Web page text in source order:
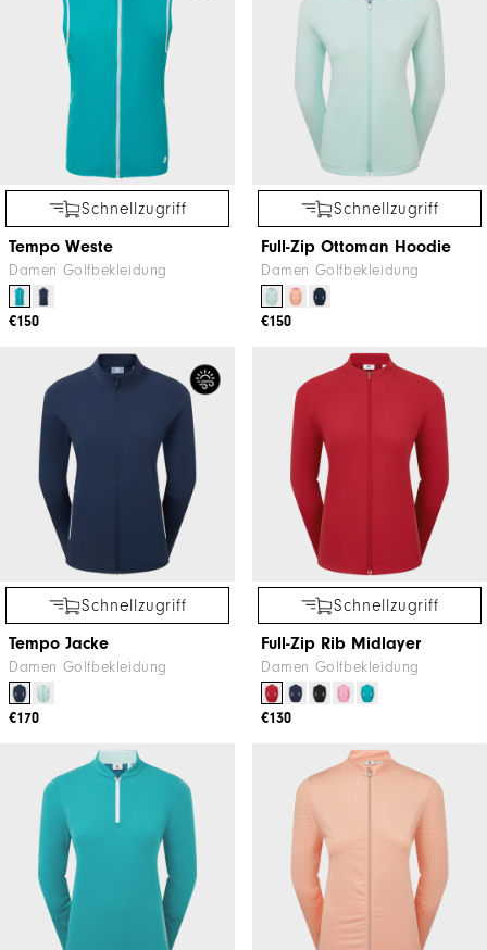
Schnellzugriff
Tempo Weste
Damen Golfbekleidung
€150
Schnellzugriff
Full-Zip Ottoman Hoodie
Damen Golfbekleidung
€150
Schnellzugriff
Tempo Jacke
Damen Golfbekleidung
€170
Schnellzugriff
Full-Zip Rib Midlayer
Damen Golfbekleidung
€130